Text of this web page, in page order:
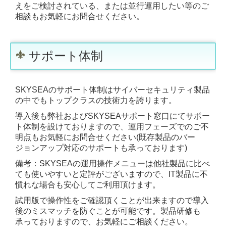
えをご検討されている、または並行運用したい等のご
相談もお気軽にお問合せください。
サポート体制
SKYSEAのサポート体制はサイバーセキュリティ製品
の中でもトップクラスの技術力を誇ります。
導入後も弊社およびSKYSEAサポート窓口にてサポー
ト体制を設けておりますので、運用フェーズでのご不
明点もお気軽にお問合せください(既存製品のバー
ジョンアップ対応のサポートも承っております)
備考：SKYSEAの運用操作メニューは他社製品に比べ
ても使いやすいと定評がございますので、IT製品に不
慣れな場合も安心してご利用頂けます。
試用版で操作性をご確認頂くことが出来ますので導入
後のミスマッチを防ぐことが可能です。製品研修も
承っておりますので、お気軽にご相談ください。